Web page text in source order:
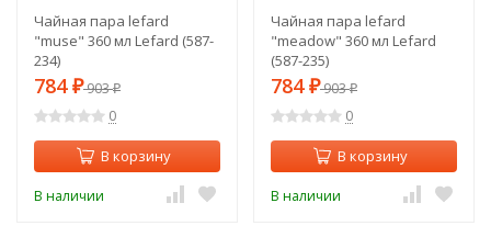
Чайная пара lefard
"muse" 360 мл Lefard (587-
234)
784 ₽903₽
0
В корзину
В наличии
Чайная пара lefard
"meadow" 360 мл Lefard
(587-235)
784 ₽903₽
0
В корзину
В наличии